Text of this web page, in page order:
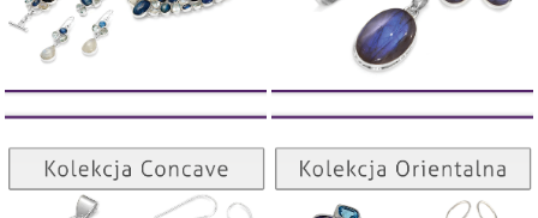
Kolekcja Concave
ZOBACZ
Kolekcja Orientalna
ZOBACZ